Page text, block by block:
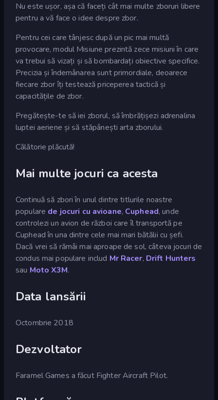
Nu este ușor, așa că faceți cât mai multe zboruri libere
pentru a vă face o idee despre zbor.
Pentru cei care tânjesc după un pic mai multă
provocare, modul Misiune prezintă zece misiuni în care
va trebui să vizați și să bombardați obiective specifice.
Precizia și îndemânarea sunt primordiale, deoarece
fiecare zbor îți testează priceperea tactică și
capacitățile de zbor.
Pregătește-te să iei zborul, să îmbrățișezi adrenalina
luptei aeriene și să stăpânești arta zborului.
Călătorie plăcută!
Mai multe jocuri ca acesta
Continuă să zbori în unul dintre titlurile noastre
populare de jocuri cu avioane, Cuphead, unde
controlezi un avion de război care îl transportă pe
Cuphead în una dintre cele mai mari bătălii cu șefi.
Dacă vrei să rămâi mai aproape de sol, câteva jocuri de
condus mai populare includ Mr Racer, Drift Hunters
sau Moto X3M.
Data lansării
Octombrie 2018
Dezvoltator
Faramel Games a făcut Fighter Aircraft Pilot.